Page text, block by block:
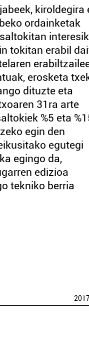
kiroldegira
ordainketak
interesik
tokitan erabil
erosketa
dituzte eta
31ra arte
%5 eta
egin den
egutegi
egingo da,
edizioa
tekniko berria